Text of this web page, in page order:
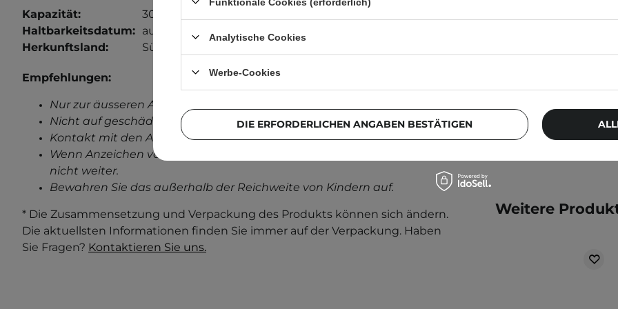
Kapazität:
30 ml
Haltbarkeitsdatum: auf der Verpackung.
Herkunftsland:
Südkorea.
Empfehlungen:
Nur zur äusseren Anwendung.
Nicht auf geschädigter Haut anwenden.
Kontakt mit den Augen vermeiden.
Wenn Anzeichen von Reizungen auftreten, verwenden Sie das Produkt
nicht weiter.
Bewahren Sie das außerhalb der Reichweite von Kindern auf.
* Die Zusammensetzung und Verpackung des Produkts können sich ändern.
Die aktuellsten Informationen finden Sie immer auf der Verpackung. Haben
Sie Fragen? Kontaktieren Sie uns.
16,10 €
Weitere
Analytische Cookies
Werbe-Cookies
DIE ERFORDERLICHEN ANGABEN BESTÄTIGEN